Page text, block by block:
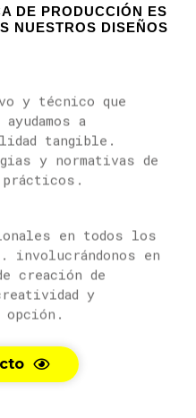
DE PRODUCCIÓN ES
NUESTROS DISEÑOS
a
tangible.
y normativas de
en
creación de
y
opción.